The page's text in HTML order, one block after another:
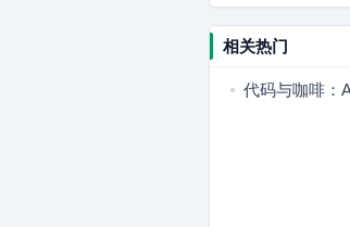
相关热门
代码与咖啡：